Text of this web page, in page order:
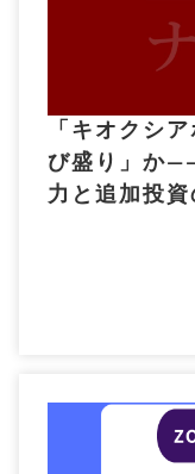
「キオクシ
び盛り」か
力と追加投資